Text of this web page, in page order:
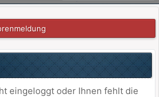
eingeloggt oder Ihnen fehlt die